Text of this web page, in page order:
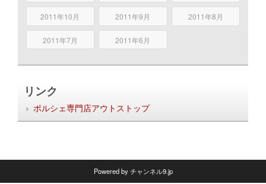
2011年10月 2011年9月 2011年8月
2011年7月 2011年6月
リンク
ポルシェ専門店アウトストップ
Powered byチャンネル9.jp